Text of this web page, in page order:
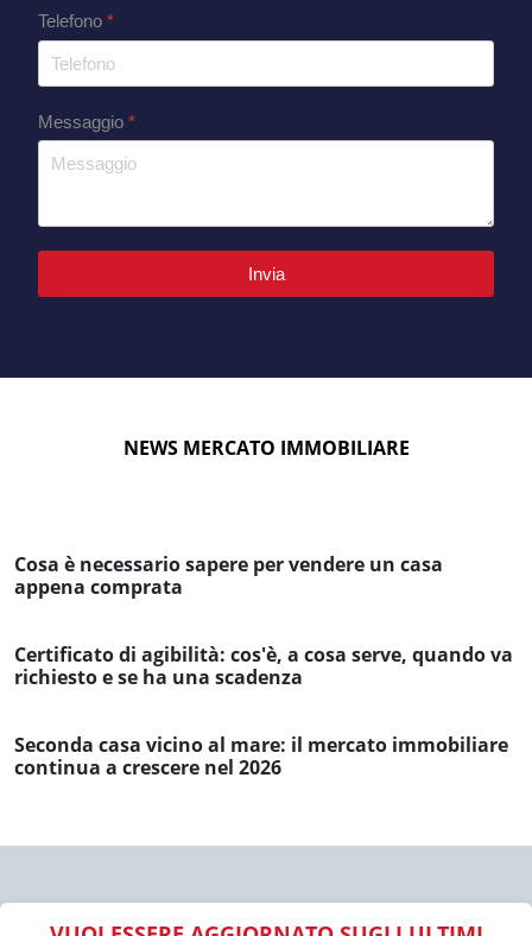
Telefono *
Messaggio *
Invia
NEWS MERCATO IMMOBILIARE
Cosa è necessario sapere per vendere un casa
appena comprata
Certificato di agibilità: cos'è, a cosa serve, quando va
richiesto e se ha una scadenza
Seconda casa vicino al mare: il mercato immobiliare
continua a crescere nel 2026